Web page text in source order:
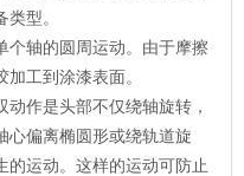
型。
个轴的圆周运动。由于摩擦
工到涂漆表面。
作是头部不仅绕轴旋转，
心偏离椭圆形或绕轨道旋
运动。这样的运动可防止